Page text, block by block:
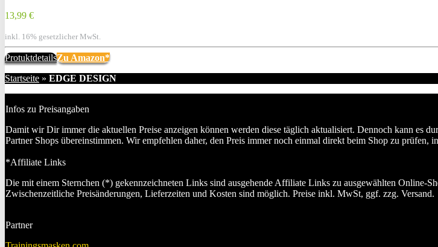
13,99 €
inkl. 16% gesetzlicher MwSt.
ProtuktdetailsZu Amazon*
Startseite » EDGE DESIGN
Infos zu Preisangaben
Damit wir Dir immer die aktuellen Preise anzeigen können werden diese täglich aktualisiert. Dennoch kann es
Partner Shops übereinstimmen. Wir empfehlen daher, den Preis immer noch einmal direkt beim Shop zu
*Affiliate Links
Die mit einem Sternchen (*) gekennzeichneten Links sind ausgehende Affiliate Links zu ausgewählten Online-
Zwischenzeitliche Preisänderungen, Lieferzeiten und Kosten sind möglich. Preise inkl. MwSt, ggf. zzg. Versand.
Partner